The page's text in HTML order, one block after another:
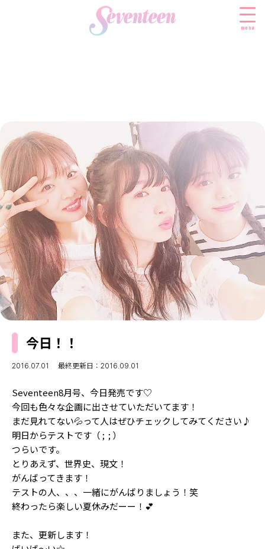
menu
ファッションニュース
モデル私服
着回し
着痩せ
BEAUTY
ビューティニュース
トレンドメイク
ベストコスメ
ヘアアレンジ・ヘアケア
スキンケア
ボディケア
SCHOOL
スクールニュース
制服コーデ
学校ヘアメイク
勉強・受験・進路
ENTERTAINMENT
エンタメニュース
なにわ男子
K-POP
LIFESTYLE
ライフスタイルニュース
JKランキング・アワード
モデルの購入品
おでかけ
お悩み相談
JK TREND
JKトレンドニュース
MODELS
MODEL'S BLOG
TikTok
Instagram
YouTube
FORTUNE
ゲッターズ飯田
MISS SEVENTEEN
ミスセブンティーンニュース
MAGAZINE
バックナンバー
INFORMATION
Seventeen について
今日！！
2016.07.01 最終更新日：2016.09.01
Seventeen8月号、今日発売です♡
今回も色々な企画に出させていただいてます！
まだ見れてない💦って人はぜひチェックしてみてください♪
明日からテストです（ ; ; ）
つらいです。
とりあえず、世界史、現文！
がんばってきます！
テストの人、、、一緒にがんばりましょう！笑
終わったら楽しい夏休みだーー！💕
また、更新します！